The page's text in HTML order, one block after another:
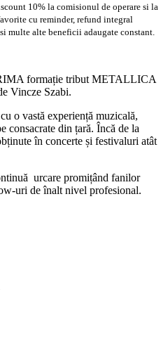
10% la comisionul de operare si la
cu reminder, refund integral
multe alte beneficii adaugate constant.
formație tribut METALLICA
Vincze Szabi.
o vastă experiență muzicală,
consacrate din țară. Încă de la
în concerte și festivaluri atât
urcare promițând fanilor
uri de înalt nivel profesional.